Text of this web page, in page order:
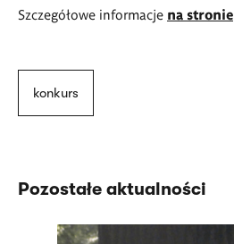
Szczegółowe informacje na stronie
konkurs
Pozostałe aktualności